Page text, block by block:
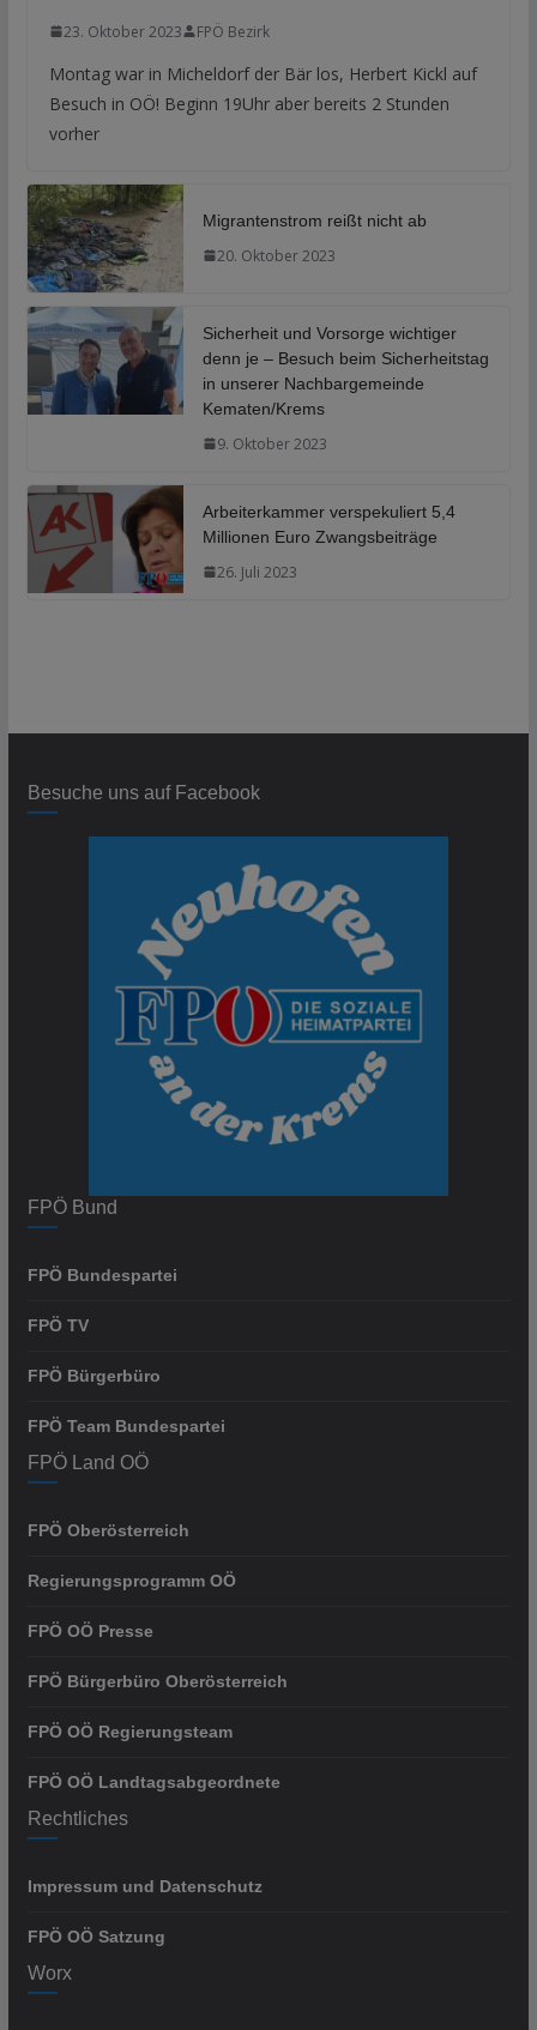
23. Oktober 2023 FPÖ Bezirk
Montag war in Micheldorf der Bär los, Herbert Kickl auf
Besuch in OÖ! Beginn 19Uhr aber bereits 2 Stunden
vorher
Migrantenstrom reißt nicht ab
20. Oktober 2023
Sicherheit und Vorsorge wichtiger
denn je – Besuch beim Sicherheitstag
in unserer Nachbargemeinde
Kematen/Krems
9. Oktober 2023
Arbeiterkammer verspekuliert 5,4
Millionen Euro Zwangsbeiträge
26. Juli 2023
Besuche uns auf Facebook
FPÖ Bund
FPÖ Bundespartei
FPÖ TV
FPÖ Bürgerbüro
FPÖ Team Bundespartei
FPÖ Land OÖ
FPÖ Oberösterreich
Regierungsprogramm OÖ
FPÖ OÖ Presse
FPÖ Bürgerbüro Oberösterreich
FPÖ OÖ Regierungsteam
FPÖ OÖ Landtagsabgeordnete
Rechtliches
Impressum und Datenschutz
FPÖ OÖ Satzung
Worx